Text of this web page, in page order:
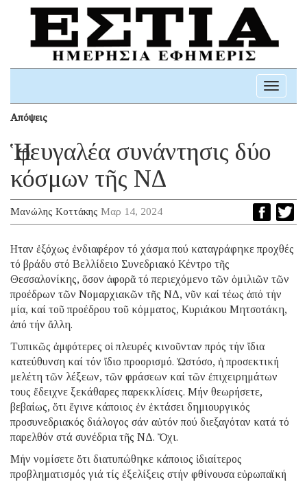
Toggle
Απόψεις
Ἡ φευγαλέα συνάντησις δύο
κόσμων τῆς ΝΔ
Μανώλης Κοττάκης Μαρ 14, 2024
Ηταν ἐξόχως ἐνδιαφέρον τό χάσμα πού καταγράφηκε προχθές
τό βράδυ στό Βελλίδειο Συνεδριακό Κέντρο τῆς
Θεσσαλονίκης, ὅσον ἀφορᾶ τό περιεχόμενο τῶν ὁμιλιῶν τῶν
προέδρων τῶν Νομαρχιακῶν τῆς ΝΔ, νῦν καί τέως ἀπό τήν
μία, καί τοῦ προέδρου τοῦ κόμματος, Κυριάκου Μητσοτάκη,
ἀπό τήν ἄλλη.
Τυπικῶς ἀμφότερες οἱ πλευρές κινοῦνταν πρός τήν ἴδια
κατεύθυνση καί τόν ἴδιο προορισμό. Ὡστόσο, ἡ προσεκτική
μελέτη τῶν λέξεων, τῶν φράσεων καί τῶν ἐπιχειρημάτων
τους ἔδειχνε ξεκάθαρες παρεκκλίσεις. Μήν θεωρήσετε,
βεβαίως, ὅτι ἔγινε κάποιος ἐν ἐκτάσει δημιουργικός
προσυνεδριακός διάλογος σάν αὐτόν πού διεξαγόταν κατά τό
παρελθόν στά συνέδρια τῆς ΝΔ. Ὄχι.
Μήν νομίσετε ὅτι διατυπώθηκε κάποιος ἰδιαίτερος
προβληματισμός γιά τίς ἐξελίξεις στήν φθίνουσα εὐρωπαϊκή